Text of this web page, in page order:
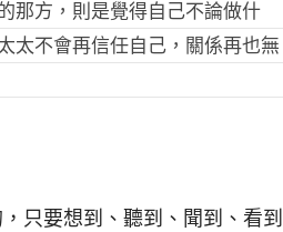
那方，則是覺得自己不論做什
太不會再信任自己，關係再也無
只要想到、聽到、聞到、看到